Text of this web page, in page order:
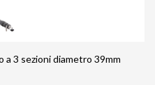
a 3 sezioni diametro 39mm